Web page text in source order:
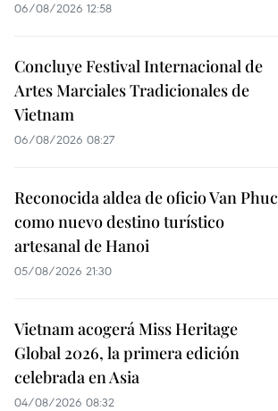
06/08/2026 12:58
Concluye Festival Internacional de
Artes Marciales Tradicionales de
Vietnam
06/08/2026 08:27
Reconocida aldea de oficio Van Phuc
como nuevo destino turístico
artesanal de Hanoi
05/08/2026 21:30
Vietnam acogerá Miss Heritage
Global 2026, la primera edición
celebrada en Asia
04/08/2026 08:32